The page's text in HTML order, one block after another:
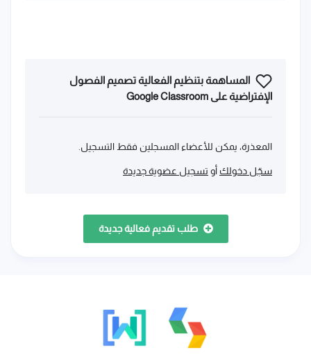
المساهمة بتنظيم الفعالية ‫تصميم الفصول
الإفتراضية على Google Classroom‬
المعذرة، يمكن للأعضاء المسجلين فقط التسجيل.
سجّل دخولك أو تسجيل عضوية جديدة
طلب تقديم فعالية جديدة